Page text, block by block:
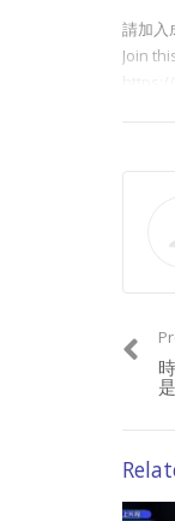
請加入
Join
https://